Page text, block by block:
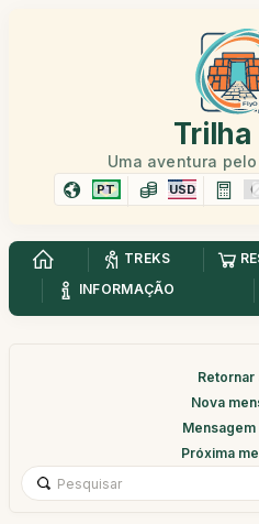
Trilha
Uma aventura
PT USD
TREKS
INFORMAÇÃO
Retornar
Nova
Próxima